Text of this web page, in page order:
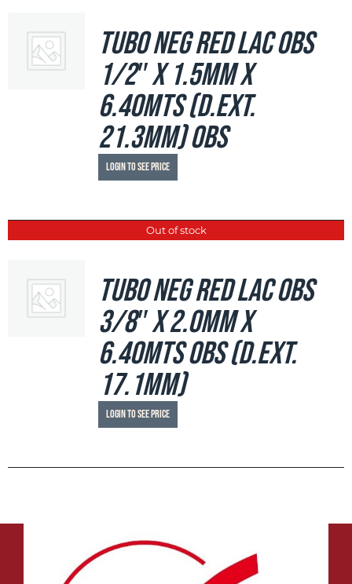
Tubo Neg Red LAC OBS
1/2″ x 1.5mm x
6.40mts (d.ext.
21.3mm) OBS
Login to see price
Out of stock
Tubo Neg Red LAC OBS
3/8″ x 2.0mm x
6.40mts OBS (d.ext.
17.1mm)
Login to see price